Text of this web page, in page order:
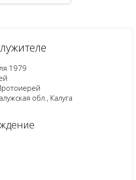
1979
обл., Калуга